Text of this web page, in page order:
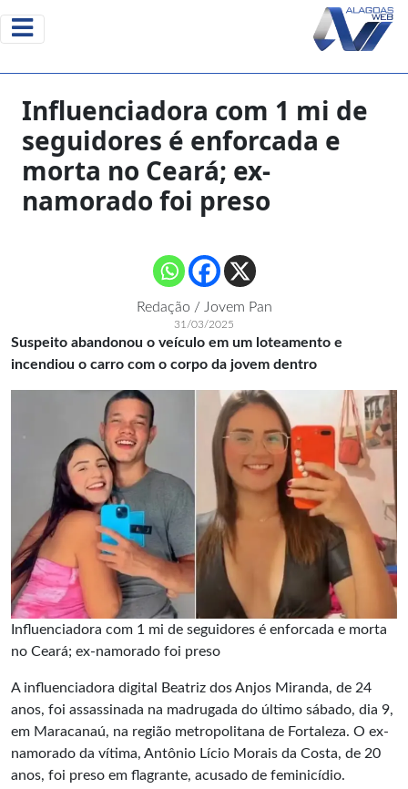
Influenciadora com 1 mi de
seguidores é enforcada e
morta no Ceará; ex-
namorado foi preso
Redação / Jovem Pan
31/03/2025
Suspeito abandonou o veículo em um loteamento e
incendiou o carro com o corpo da jovem dentro
Influenciadora com 1 mi de seguidores é enforcada e morta
no Ceará; ex-namorado foi preso
A influenciadora digital Beatriz dos Anjos Miranda, de 24
anos, foi assassinada na madrugada do último sábado, dia 9,
em Maracanaú, na região metropolitana de Fortaleza. O ex-
namorado da vítima, Antônio Lício Morais da Costa, de 20
anos, foi preso em flagrante, acusado de feminicídio.